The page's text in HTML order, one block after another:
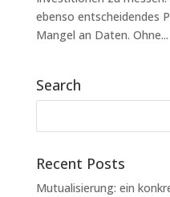
ebenso entscheidendes
Mangel an Daten. Ohne...
Search
Recent Posts
Mutualisierung: ein